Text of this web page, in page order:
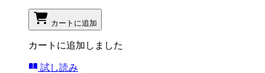
カートに追加
カートに追加しました
試し読み